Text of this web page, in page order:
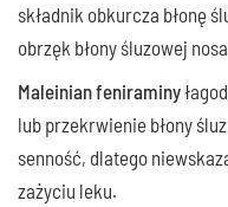
składnik obkurcza błonę
obrzęk błony śluzowej
Maleinian feniraminy
lub przekrwienie błony
senność, dlatego
zażyciu leku.